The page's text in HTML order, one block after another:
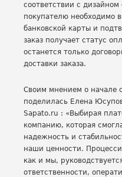
соответствии с
покупателю необходимо
банковской карты и
заказ получает статус
останется только
доставки заказа.
Своим мнением о начале
поделилась Елена
Sapato.ru : «Выбирая
компанию, которая
надежность и
наши ценности.
как и мы,
ответственности,